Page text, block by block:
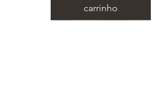
carrinho